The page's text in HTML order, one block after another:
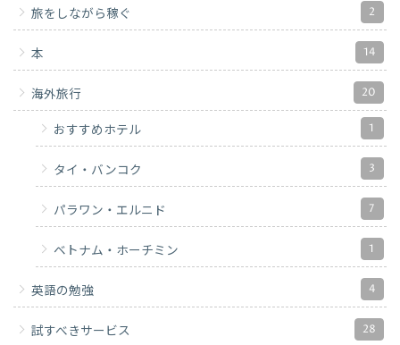
旅をしながら稼ぐ 2
本 14
海外旅行 20
おすすめホテル 1
タイ・バンコク 3
パラワン・エルニド 7
ベトナム・ホーチミン 1
英語の勉強 4
試すべきサービス 28